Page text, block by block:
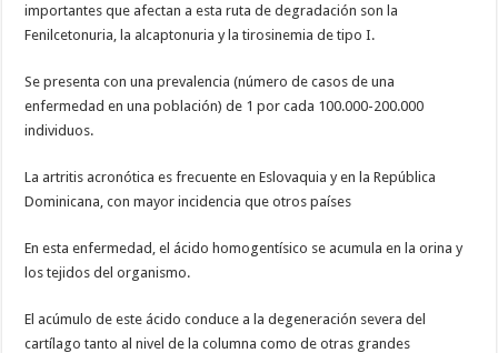
importantes que afectan a esta ruta de degradación son la
Fenilcetonuria, la alcaptonuria y la tirosinemia de tipo I.
Se presenta con una prevalencia (número de casos de una
enfermedad en una población) de 1 por cada 100.000-200.000
individuos.
La artritis acronótica es frecuente en Eslovaquia y en la República
Dominicana, con mayor incidencia que otros países
En esta enfermedad, el ácido homogentísico se acumula en la orina y
los tejidos del organismo.
El acúmulo de este ácido conduce a la degeneración severa del
cartílago tanto al nivel de la columna como de otras grandes